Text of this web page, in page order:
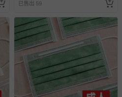
已售出 59